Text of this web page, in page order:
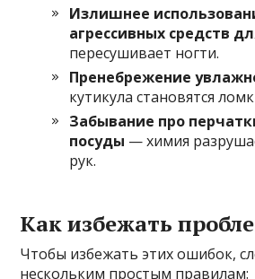
Излишнее
агрессивных средств
пересушивает ногти.
Пренебрежение
кутикула становятся
Забывание про
посуды — химия
рук.
Как избежать
Чтобы избежать этих ошибок,
нескольким простым правилам: